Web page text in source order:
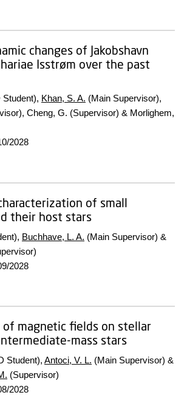
changes of Jakobshavn
Isstrøm over the past
Student), Khan, S. A. (Main Supervisor),
Cheng, G. (Supervisor) & Morlighem,
2028
of small
their host stars
Buchhave, L. A. (Main Supervisor) &
2028
magnetic fields on stellar
mass stars
Student), Antoci, V. L. (Main Supervisor) &
(Supervisor)
2028